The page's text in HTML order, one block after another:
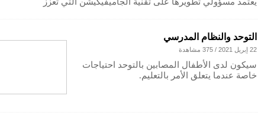
التوحد والنظام المدرسي
22 إبريل 2021 / 375 مشاهدة
سيكون لدى الأطفال المصابين بالتوحد احتياجات
خاصة عندما يتعلق الأمر بالتعليم.